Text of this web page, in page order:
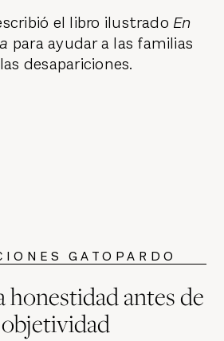
el libro ilustrado En
para ayudar a las familias
desapariciones.
GATOPARDO
honestidad antes de